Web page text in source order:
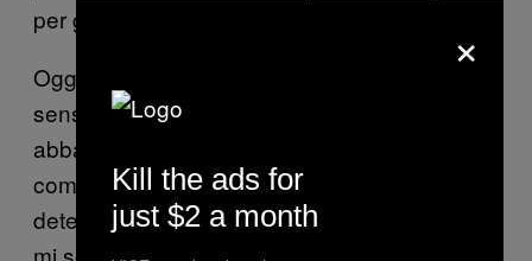
per gli altri.”
Oggi, Julianna continua a lottare con questa
sensazione d’inutilità instillata in lei da anni di
abbandono emotivo e dal suo matrimonio
combinato. “Mi è difficile dire la mia su
determinate questioni. Ad esempio anche se
mi sembra che qualcuno mi stia facendo un
×
Kill the ads for
just $2 a month